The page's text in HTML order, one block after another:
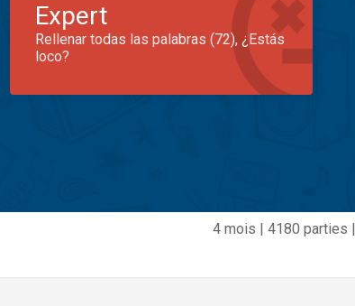
Expert
Rellenar todas las palabras (72), ¿Estás
loco?
4 mois | 4180 parties |